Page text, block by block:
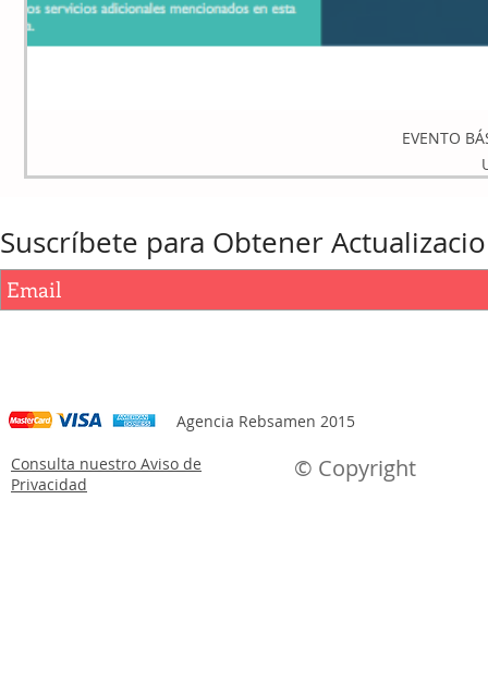
EVENTO
Suscríbete para Obtener
Agencia Rebsamen 2015
Consulta nuestro Aviso de
Privacidad
© Copyright